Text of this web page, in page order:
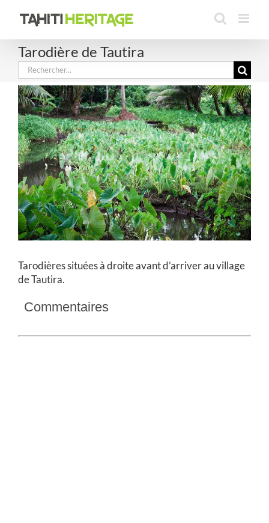
Tarodière de Tautira
Rechercher:
Tarodières situées à droite avant d’arriver au village
de Tautira.
Commentaires